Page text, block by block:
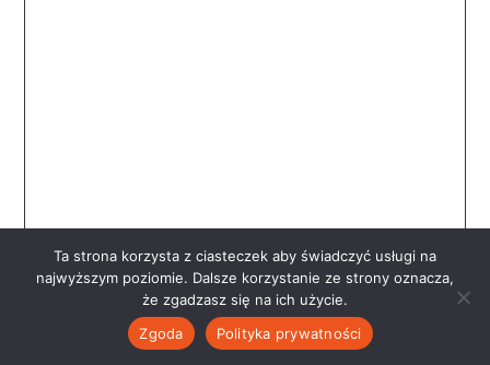
Ta strona korzysta z ciasteczek aby świadczyć usługi na
najwyższym poziomie. Dalsze korzystanie ze strony oznacza,
że zgadzasz się na ich użycie.
Zgoda
Polityka prywatności